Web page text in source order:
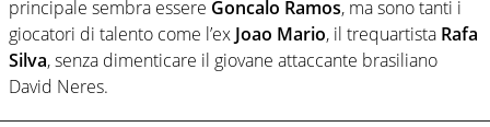
principale sembra essere Goncalo Ramos, ma sono tanti i
giocatori di talento come l’ex Joao Mario, il trequartista Rafa
Silva, senza dimenticare il giovane attaccante brasiliano
David Neres.